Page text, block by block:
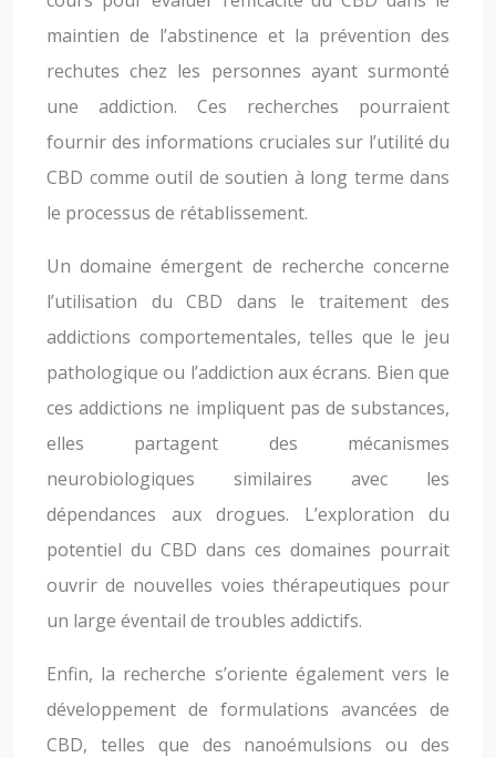
maintien de l’abstinence et la prévention des
rechutes chez les personnes ayant surmonté
une addiction. Ces recherches pourraient
fournir des informations cruciales sur l’utilité du
CBD comme outil de soutien à long terme dans
le processus de rétablissement.
Un domaine émergent de recherche concerne
l’utilisation du CBD dans le traitement des
addictions comportementales, telles que le jeu
pathologique ou l’addiction aux écrans. Bien que
ces addictions ne impliquent pas de substances,
elles partagent des mécanismes
neurobiologiques similaires avec les
dépendances aux drogues. L’exploration du
potentiel du CBD dans ces domaines pourrait
ouvrir de nouvelles voies thérapeutiques pour
un large éventail de troubles addictifs.
Enfin, la recherche s’oriente également vers le
développement de formulations avancées de
CBD, telles que des nanoémulsions ou des